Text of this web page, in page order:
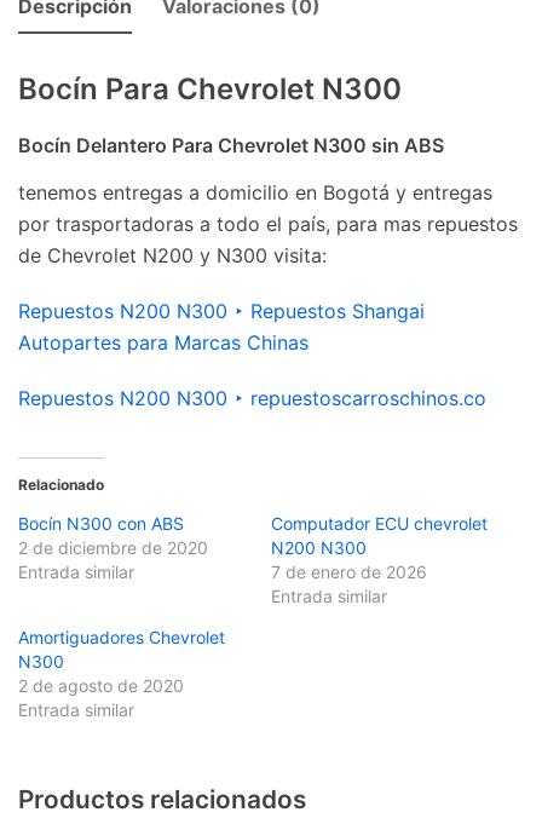
Descripción Valoraciones (0)
Bocín Para Chevrolet N300
Bocín Delantero Para Chevrolet N300 sin ABS
tenemos entregas a domicilio en Bogotá y entregas
por trasportadoras a todo el país, para mas repuestos
de Chevrolet N200 y N300 visita:
Repuestos N200 N300 ‣ Repuestos Shangai
Autopartes para Marcas Chinas
Repuestos N200 N300 ‣ repuestoscarroschinos.co
Relacionado
Bocín N300 con ABS
2 de diciembre de 2020
Entrada similar
Computador ECU chevrolet
N200 N300
7 de enero de 2026
Entrada similar
Amortiguadores Chevrolet
N300
2 de agosto de 2020
Entrada similar
Productos relacionados